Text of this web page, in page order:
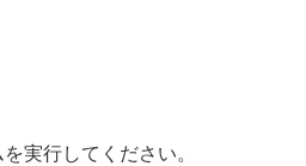
実行してください。